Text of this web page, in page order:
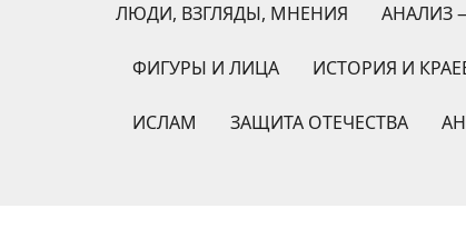
ЛЮДИ, ВЗГЛЯДЫ, МНЕНИЯ АНАЛИЗ
ФИГУРЫ И ЛИЦА ИСТОРИЯ И
ИСЛАМ ЗАЩИТА ОТЕЧЕСТВА